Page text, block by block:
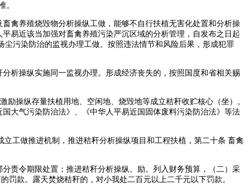
。
养殖烧毁物分析操纵工做，能够不自行扶植无害化处置和分析操
易近该当加强对畜禽养殖污染严沉区域的分析管理，自发布之日起
污染防治的监视办理工做。按照违法情节和风险后果，形成犯罪
操纵实施同一监视办理。形成经济丧失的，按照国度和省相关赐
操纵存量扶植用地、空闲地、烧毁地等成立秸秆收贮核心（坐）。
大气污染防治法》、《中华人平易近国固体废料污染防治法》等法
工做推进机制，推进秸秆分析操纵项目和工程扶植，第二十条 畜禽
令期限处置；推进秸秆分析操纵。励。列入财务预算，（二）采
款。露天焚烧秸秆的，对小我处二百元以上二千元以下罚款。